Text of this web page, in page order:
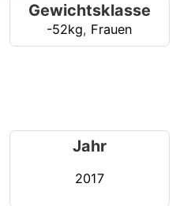
Gewichtsklasse
-52kg, Frauen
Jahr
2017